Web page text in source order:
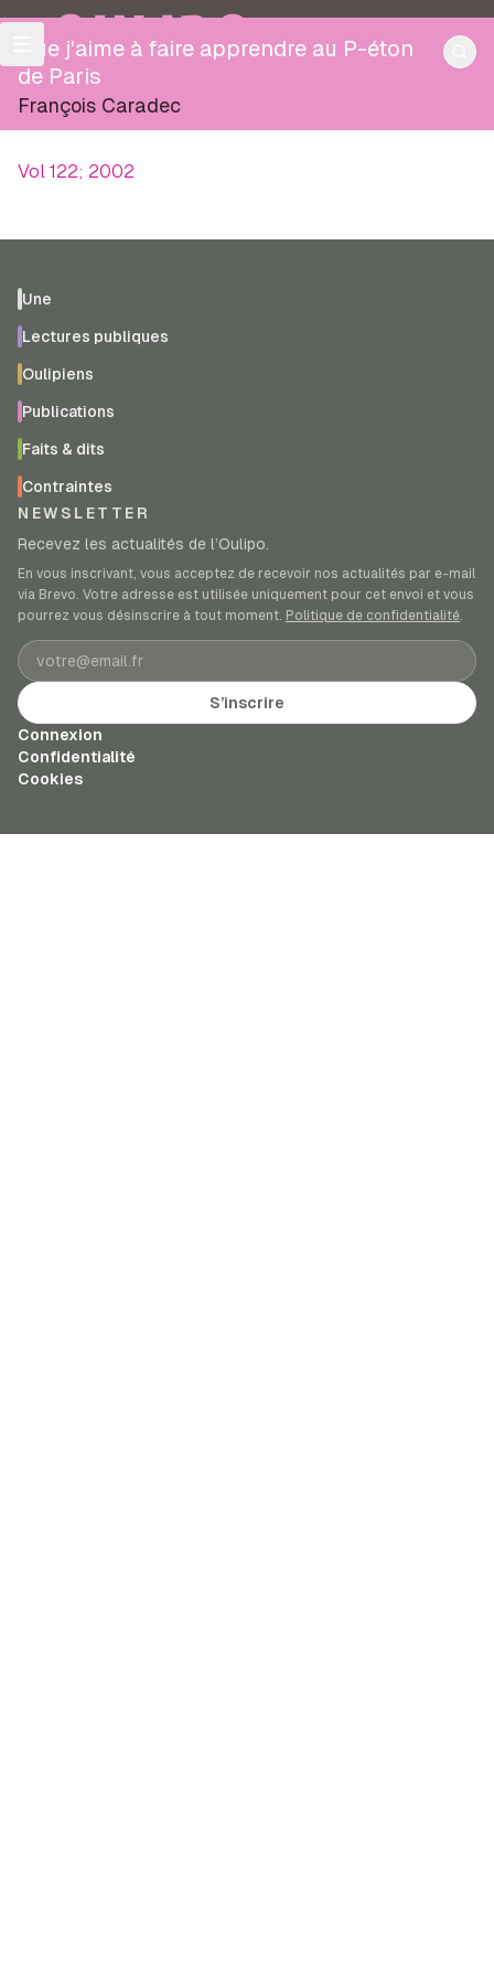
OULIPO
Que j'aime à faire apprendre au P-éton
de Paris
François Caradec
Vol 122; 2002
Une
Lectures publiques
Oulipiens
Publications
Faits & dits
Contraintes
NEWSLETTER
Recevez les actualités de l’Oulipo.
En vous inscrivant, vous acceptez de recevoir nos actualités par e-mail
via Brevo. Votre adresse est utilisée uniquement pour cet envoi et vous
pourrez vous désinscrire à tout moment. Politique de confidentialité.
Adresse e-mail
S’inscrire
Connexion
Confidentialité
Cookies